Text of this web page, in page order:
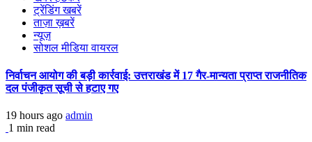
ट्रेंडिंग खबरें
ताज़ा ख़बरें
न्यूज़
सोशल मीडिया वायरल
निर्वाचन आयोग की बड़ी कार्रवाई: उत्तराखंड में 17 गैर-मान्यता प्राप्त राजनीतिक
दल पंजीकृत सूची से हटाए गए
19 hours ago admin
1 min read